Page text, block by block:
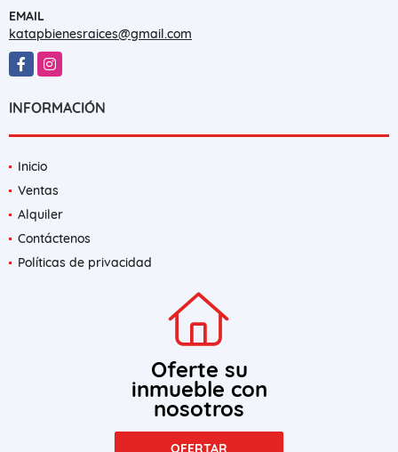
EMAIL
katapbienesraices@gmail.com
FacebookInstagram
INFORMACIÓN
Inicio
Ventas
Alquiler
Contáctenos
Políticas de privacidad
Oferte su
inmueble con
nosotros
OFERTAR